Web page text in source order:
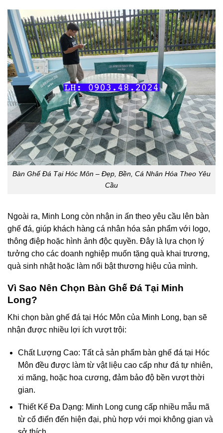
Bàn Ghế Đá Tại Hóc Môn – Đẹp, Bền, Cá Nhân Hóa Theo Yêu
Cầu
Ngoài ra, Minh Long còn nhận in ấn theo yêu cầu lên bàn
ghế đá, giúp khách hàng cá nhân hóa sản phẩm với logo,
thông điệp hoặc hình ảnh độc quyền. Đây là lựa chọn lý
tưởng cho các doanh nghiệp muốn tặng quà khai trương,
quà sinh nhật hoặc làm nổi bật thương hiệu của mình.
Vì Sao Nên Chọn Bàn Ghế Đá Tại Minh
Long?
Khi chọn bàn ghế đá tại Hóc Môn của Minh Long, bạn sẽ
nhận được nhiều lợi ích vượt trội:
Chất Lượng Cao: Tất cả sản phẩm bàn ghế đá tại Hóc
Môn đều được làm từ vật liệu cao cấp như đá tự nhiên,
xi măng, hoặc hoa cương, đảm bảo độ bền vượt thời
gian.
Thiết Kế Đa Dạng: Minh Long cung cấp nhiều mẫu mã
từ cổ điển đến hiện đại, phù hợp với mọi không gian và